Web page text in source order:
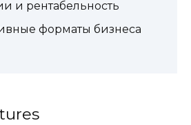
и рентабельность
форматы бизнеса